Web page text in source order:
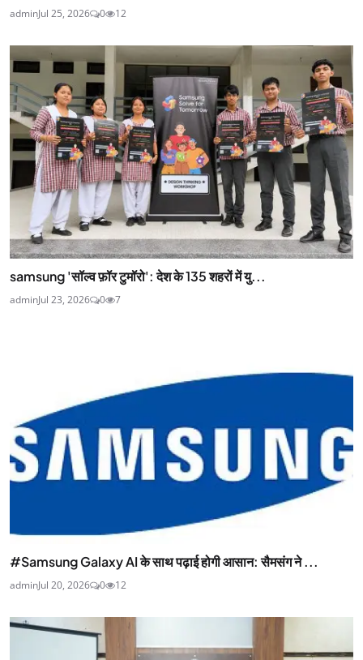
adminJul 25, 2026 0 12
samsung 'सॉल्व फ़ॉर टुमॉरो': देश के 135 शहरों में यु...
adminJul 23, 2026 0 7
#Samsung Galaxy AI के साथ पढ़ाई होगी आसान: सैमसंग ने ...
adminJul 20, 2026 0 12